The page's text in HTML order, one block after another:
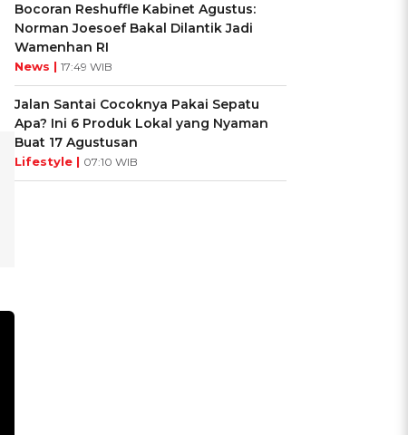
Bocoran Reshuffle Kabinet Agustus:
Norman Joesoef Bakal Dilantik Jadi
Wamenhan RI
News | 17:49 WIB
Jalan Santai Cocoknya Pakai Sepatu
Apa? Ini 6 Produk Lokal yang Nyaman
Buat 17 Agustusan
Lifestyle | 07:10 WIB